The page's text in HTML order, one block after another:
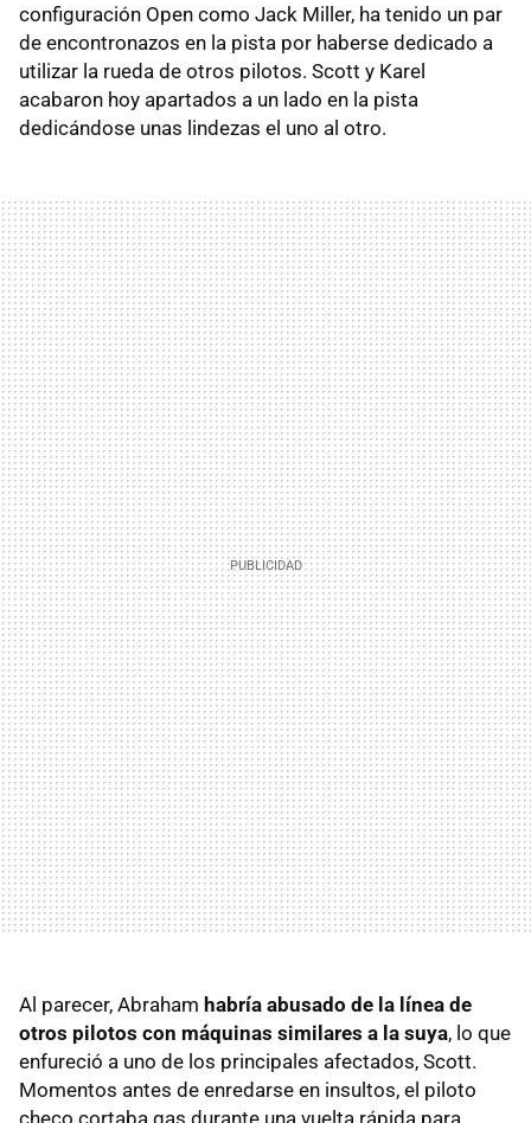
configuración Open como Jack Miller, ha tenido un par
de encontronazos en la pista por haberse dedicado a
utilizar la rueda de otros pilotos. Scott y Karel
acabaron hoy apartados a un lado en la pista
dedicándose unas lindezas el uno al otro.
Al parecer, Abraham habría abusado de la línea de
otros pilotos con máquinas similares a la suya, lo que
enfureció a uno de los principales afectados, Scott.
Momentos antes de enredarse en insultos, el piloto
checo cortaba gas durante una vuelta rápida para